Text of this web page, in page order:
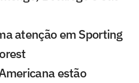
atenção em Sporting
estão